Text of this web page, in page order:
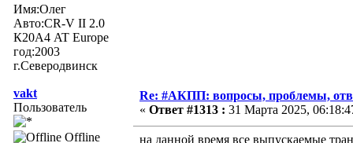
Имя:Олег
Авто:CR-V II 2.0
К20А4 AT Europe
год:2003
г.Северодвинск
vakt
Пользователь
Offline
Re: #АКПП: вопросы, проблемы,
« Ответ #1313 : 31 Марта 2025,
на данной время все выпускаемые